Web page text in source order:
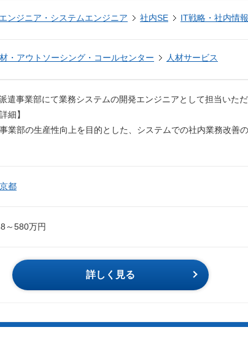
ンジニア・システムエンジニア 社内SE IT戦略・社内情
・アウトソーシング・コールセンター 人材サービス
遣事業部にて業務システムの開発エンジニアとして担当いただ
詳細】
事業部の生産性向上を目的とした、システムでの社内業務改善
都
～580万円
詳しく見る